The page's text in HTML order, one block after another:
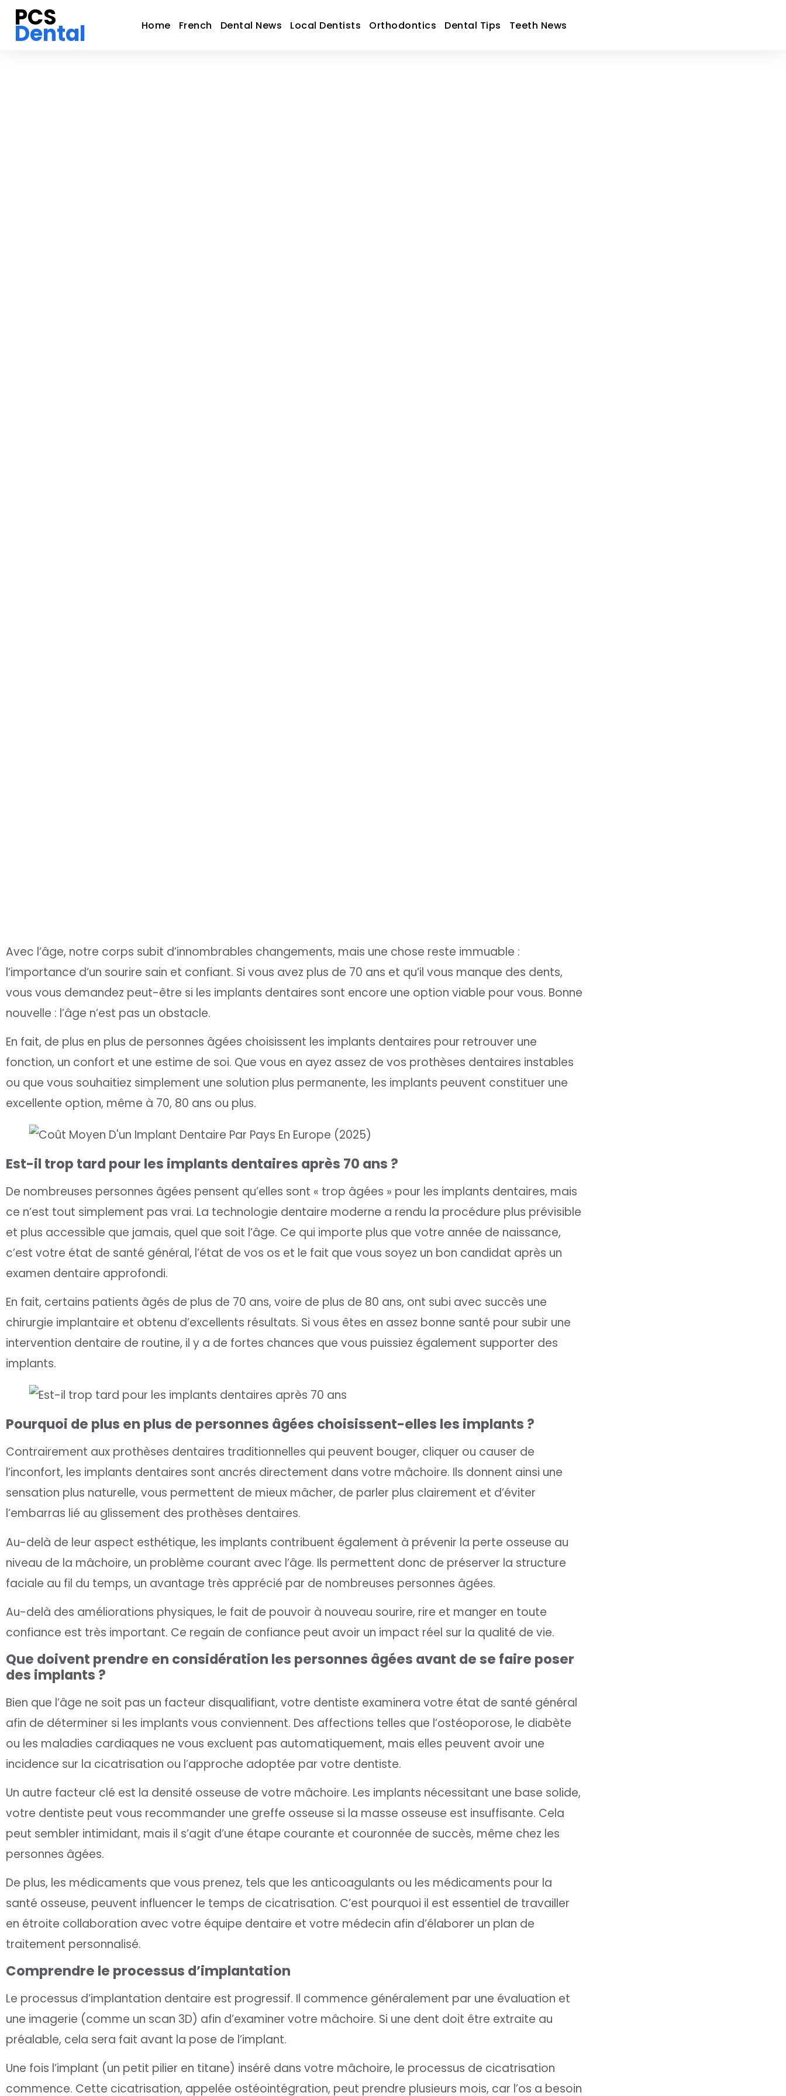
PCS
Dental Home French Dental News Local Dentists Orthodontics Dental Tips Teeth News
Avec l’âge, notre corps subit d’innombrables changements, mais une chose reste immuable :
l’importance d’un sourire sain et confiant. Si vous avez plus de 70 ans et qu’il vous manque des dents,
vous vous demandez peut-être si les implants dentaires sont encore une option viable pour vous. Bonne
nouvelle : l’âge n’est pas un obstacle.
En fait, de plus en plus de personnes âgées choisissent les implants dentaires pour retrouver une
fonction, un confort et une estime de soi. Que vous en ayez assez de vos prothèses dentaires instables
ou que vous souhaitiez simplement une solution plus permanente, les implants peuvent constituer une
excellente option, même à 70, 80 ans ou plus.
Est-il trop tard pour les implants dentaires après 70 ans ?
De nombreuses personnes âgées pensent qu’elles sont « trop âgées » pour les implants dentaires, mais
ce n’est tout simplement pas vrai. La technologie dentaire moderne a rendu la procédure plus prévisible
et plus accessible que jamais, quel que soit l’âge. Ce qui importe plus que votre année de naissance,
c’est votre état de santé général, l’état de vos os et le fait que vous soyez un bon candidat après un
examen dentaire approfondi.
En fait, certains patients âgés de plus de 70 ans, voire de plus de 80 ans, ont subi avec succès une
chirurgie implantaire et obtenu d’excellents résultats. Si vous êtes en assez bonne santé pour subir une
intervention dentaire de routine, il y a de fortes chances que vous puissiez également supporter des
implants.
Pourquoi de plus en plus de personnes âgées choisissent-elles les implants ?
Contrairement aux prothèses dentaires traditionnelles qui peuvent bouger, cliquer ou causer de
l’inconfort, les implants dentaires sont ancrés directement dans votre mâchoire. Ils donnent ainsi une
sensation plus naturelle, vous permettent de mieux mâcher, de parler plus clairement et d’éviter
l’embarras lié au glissement des prothèses dentaires.
Au-delà de leur aspect esthétique, les implants contribuent également à prévenir la perte osseuse au
niveau de la mâchoire, un problème courant avec l’âge. Ils permettent donc de préserver la structure
faciale au fil du temps, un avantage très apprécié par de nombreuses personnes âgées.
Au-delà des améliorations physiques, le fait de pouvoir à nouveau sourire, rire et manger en toute
confiance est très important. Ce regain de confiance peut avoir un impact réel sur la qualité de vie.
Que doivent prendre en considération les personnes âgées avant de se faire poser
des implants ?
Bien que l’âge ne soit pas un facteur disqualifiant, votre dentiste examinera votre état de santé général
afin de déterminer si les implants vous conviennent. Des affections telles que l’ostéoporose, le diabète
ou les maladies cardiaques ne vous excluent pas automatiquement, mais elles peuvent avoir une
incidence sur la cicatrisation ou l’approche adoptée par votre dentiste.
Un autre facteur clé est la densité osseuse de votre mâchoire. Les implants nécessitant une base solide,
votre dentiste peut vous recommander une greffe osseuse si la masse osseuse est insuffisante. Cela
peut sembler intimidant, mais il s’agit d’une étape courante et couronnée de succès, même chez les
personnes âgées.
De plus, les médicaments que vous prenez, tels que les anticoagulants ou les médicaments pour la
santé osseuse, peuvent influencer le temps de cicatrisation. C’est pourquoi il est essentiel de travailler
en étroite collaboration avec votre équipe dentaire et votre médecin afin d’élaborer un plan de
traitement personnalisé.
Comprendre le processus d’implantation
Le processus d’implantation dentaire est progressif. Il commence généralement par une évaluation et
une imagerie (comme un scan 3D) afin d’examiner votre mâchoire. Si une dent doit être extraite au
préalable, cela sera fait avant la pose de l’implant.
Une fois l’implant (un petit pilier en titane) inséré dans votre mâchoire, le processus de cicatrisation
commence. Cette cicatrisation, appelée ostéointégration, peut prendre plusieurs mois, car l’os a besoin